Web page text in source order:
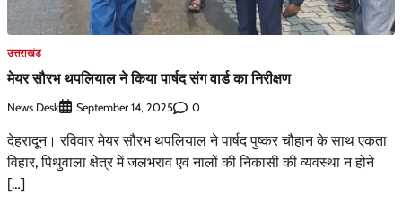
उत्तराखंड
मेयर सौरभ थपलियाल ने किया पार्षद संग वार्ड का निरीक्षण
News Desk September 14, 2025 0
देहरादून। रविवार मेयर सौरभ थपलियाल ने पार्षद पुष्कर चौहान के साथ एकता
विहार, पिथुवाला क्षेत्र में जलभराव एवं नालों की निकासी की व्यवस्था न होने
[…]